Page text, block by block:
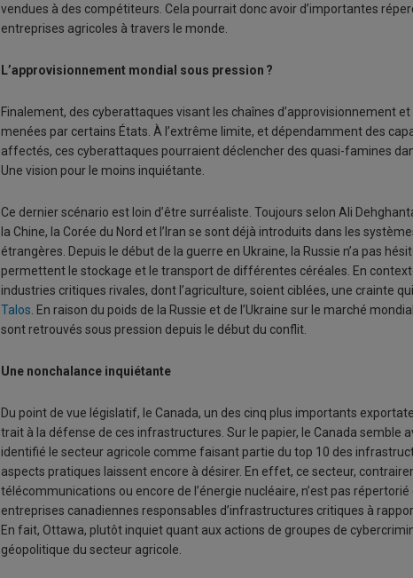
vendues à des compétiteurs. Cela pourrait donc avoir d’importantes
entreprises agricoles à travers le monde.
L’approvisionnement mondial sous pression ?
Finalement, des cyberattaques visant les chaînes d’approvisionnement
menées par certains États. À l’extrême limite, et dépendamment des
affectés, ces cyberattaques pourraient déclencher des quasi-famines
Une vision pour le moins inquiétante.
Ce dernier scénario est loin d’être surréaliste. Toujours selon Ali
la Chine, la Corée du Nord et l’Iran se sont déjà introduits dans les
étrangères. Depuis le début de la guerre en Ukraine, la Russie n’a pas
permettent le stockage et le transport de différentes céréales. En
industries critiques rivales, dont l’agriculture, soient ciblées, une crainte
Talos . En raison du poids de la Russie et de l’Ukraine sur le marché
sont retrouvés sous pression depuis le début du conflit.
Une nonchalance inquiétante
Du point de vue législatif, le Canada, un des cinq plus importants
trait à la défense de ces infrastructures. Sur le papier, le Canada semble
identifié le secteur agricole comme faisant partie du top 10 des
aspects pratiques laissent encore à désirer. En effet, ce secteur,
télécommunications ou encore de l’énergie nucléaire, n’est pas répertorié
entreprises canadiennes responsables d’infrastructures critiques à
En fait, Ottawa, plutôt inquiet quant aux actions de groupes de
géopolitique du secteur agricole.